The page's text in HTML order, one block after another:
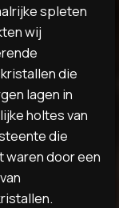
spleten
wij
die
lagen in
holtes van
die
waren door een